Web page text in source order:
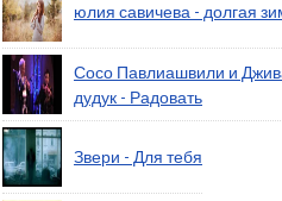
юлия савичева - долгая
Сосо Павлиашвили и
дудук - Радовать
Звери - Для тебя